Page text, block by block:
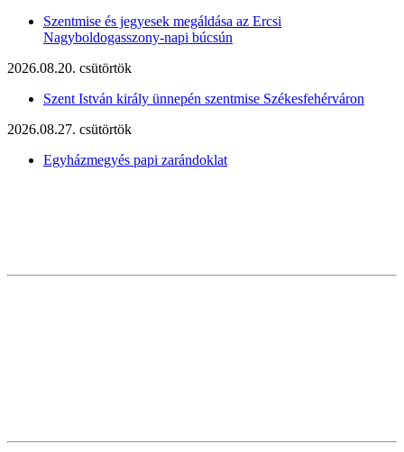
Szentmise és jegyesek megáldása az Ercsi
Nagyboldogasszony-napi búcsún
2026.08.20. csütörtök
Szent István király ünnepén szentmise Székesfehérváron
2026.08.27. csütörtök
Egyházmegyés papi zarándoklat